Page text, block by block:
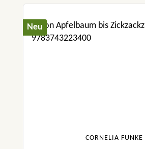
Neu
CORNELIA FUNKE